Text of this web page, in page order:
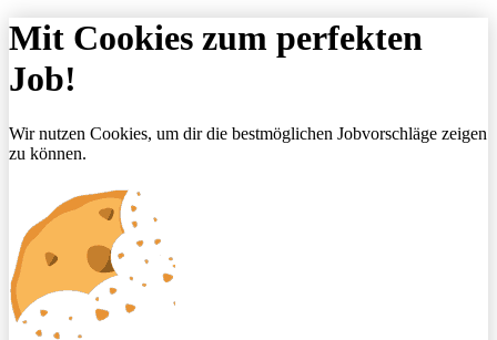
Mit Cookies zum perfekten
Job!
Wir nutzen Cookies, um dir die bestmöglichen Jobvorschläge zeigen
zu können.